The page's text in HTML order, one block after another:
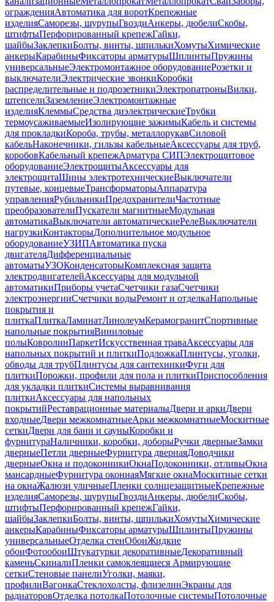
огражденияАвтоматика для воротКрепежные
изделияСаморезы, шурупыГвоздиАнкеры, дюбелиСкобы,
штифтыПерфорированный крепежГайки,
шайбыЗаклепкиБолты, винты, шпилькиХомутыХимические
анкерыКарабиныФиксаторы арматурыШплинтыПружины
универсальныеЭлектромонтажное оборудованиеРозетки и
выключателиЭлектрические звонкиКоробки
распределительные и подрозетникиЭлектропатроныВилки,
штепселиЗаземлениеЭлектромонтажные
изделияКлеммыСредства диэлектрическиеТрубки
термоусаживаемыеИзолирующие зажимыКабель и системы
для прокладкиКороба, трубы, металлорукавСиловой
кабельНаконечники, гильзы кабельныеАксессуары для труб,
коробовКабельный крепежАрматура СИПЭлектрощитовое
оборудованиеЭлектрощитыАксессуары для
электрощитаШины электротехническиеВыключатели
путевые, концевыеТрансформаторыАппаратура
управленияРубильникиПредохранителиЧастотные
преобразователиПускатели магнитныеМодульная
автоматикаВыключатели автоматическиеРелеВыключатели
нагрузкиКонтакторыДополнительное модульное
оборудованиеУЗИПАвтоматика пуска
двигателяДифференциальные
автоматыУЗОКонденсаторыКомплексная защита
электродвигателейАксессуары для модульной
автоматикиПриборы учетаСчетчики газаСчетчики
электроэнергииСчетчики водыРемонт и отделкаНапольные
покрытия и
плиткаПлиткаЛаминатЛинолеумКерамогранитСпортивные
напольные покрытияВиниловые
полыКовролинПаркетИскусственная траваАксессуары для
напольных покрытий и плиткиПодложкаПлинтусы, уголки,
обводы для трубПлинтусы для сантехникиФуги для
плиткиПорожки, профили для пола и плиткиПриспособления
для укладки плиткиСистемы выравнивания
плиткиАксессуары для напольных
покрытийРеставрационные материалыДвери и аркиДвери
входныеДвери межкомнатныеАрки межкомнатныеМоскитные
сеткиДвери для бани и сауныКоробки и
фурнитураНаличники, коробки, доборыРучки дверныеЗамки
дверныеПетли дверныеФурнитура двернаяДоводчики
дверныеОкна и подоконникиОкнаПодоконники, отливыОкна
мансардныеФурнитура оконнаяМягкие окнаМоскитные сетки
на окнаЖалюзи уличныеПленки солнцезащитныеКрепежные
изделияСаморезы, шурупыГвоздиАнкеры, дюбелиСкобы,
штифтыПерфорированный крепежГайки,
шайбыЗаклепкиБолты, винты, шпилькиХомутыХимические
анкерыКарабиныФиксаторы арматурыШплинтыПружины
универсальныеОтделка стенОбоиЖидкие
обоиФотообоиШтукатурки декоративныеДекоративный
каменьСкиналиПленки самоклеящиеся Армирующие
сеткиСтеновые панелиУголки, маяки,
профилиВагонкаСтеклохолсты, флизелинЭкраны для
радиаторовОтделка потолкаПотолочные системыПотолочные